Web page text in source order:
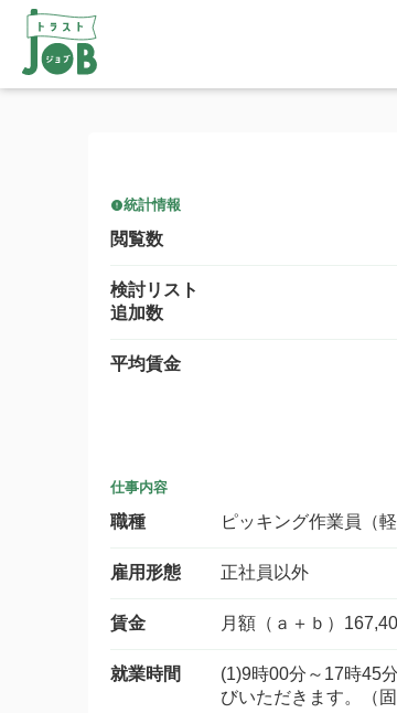
統計情報
閲覧数
検討リスト
追加数
平均賃金
仕事内容
職種 ピッキング作業員（軽
雇用形態 正社員以外
賃金 月額（ａ＋ｂ）
就業時間
(1)9時00分～17時45
びいただきます。（